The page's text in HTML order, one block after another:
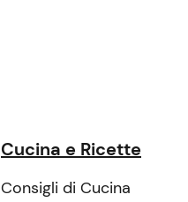
Cucina e Ricette
Consigli di Cucina